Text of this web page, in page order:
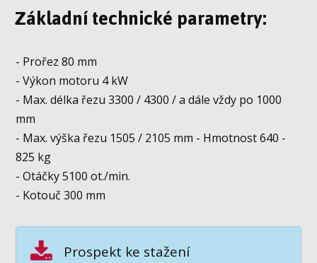
Základní technické parametry:
- Prořez 80 mm
- Výkon motoru 4 kW
- Max. délka řezu 3300 / 4300 / a dále vždy po 1000
mm
- Max. výška řezu 1505 / 2105 mm - Hmotnost 640 -
825 kg
- Otáčky 5100 ot./min.
- Kotouč 300 mm
Prospekt ke stažení